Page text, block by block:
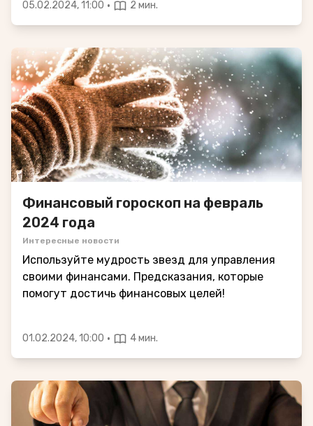
05.02.2024, 11:00 · 2 мин.
Финансовый гороскоп на февраль
2024 года
Интересные новости
Используйте мудрость звезд для управления
своими финансами. Предсказания, которые
помогут достичь финансовых целей!
01.02.2024, 10:00 · 4 мин.